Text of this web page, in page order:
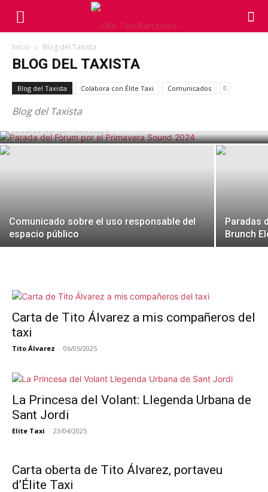
Inicio Blog del Taxista
BLOG DEL TAXISTA
Blog del Taxista Colabora con Élite Taxi Comunicados
Blog del Taxista
la coordinación para atender
accidentados
Eduardo García - 08/05/2026
Comunicado sobre el uso responsable del
espacio público
Paradas
Brunch
Carta de Tito Álvarez a mis compañeros del
taxi
Tito Álvarez - 06/05/2025
La Princesa del Volant: Llegenda Urbana de
Sant Jordi
Elite Taxi - 23/04/2025
Carta oberta de Tito Álvarez, portaveu
d’Élite Taxi